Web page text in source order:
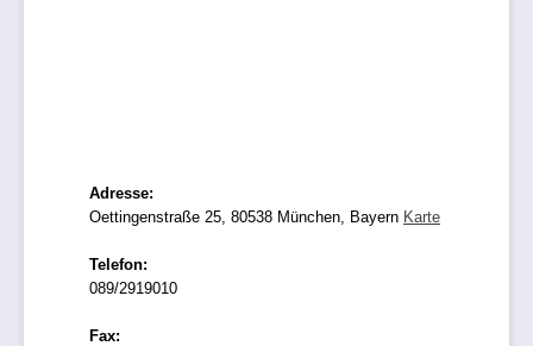
Adresse:
Oettingenstraße 25, 80538 München, Bayern Karte
Telefon:
089/2919010
Fax: